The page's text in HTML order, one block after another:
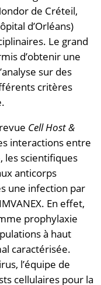
de Créteil,
d’Orléans)
Le grand
d’obtenir une
sur des
critères
Cell Host &
interactions entre
les scientifiques
anticorps
une infection par
En effet,
prophylaxie
à haut
caractérisée.
l’équipe de
cellulaires pour la